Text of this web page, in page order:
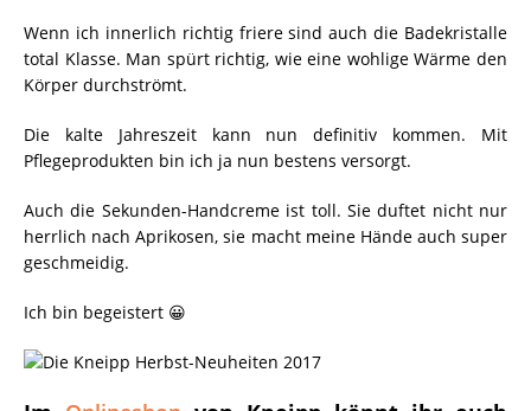
Wenn ich innerlich richtig friere sind auch die Badekristalle
total Klasse. Man spürt richtig, wie eine wohlige Wärme den
Körper durchströmt.
Die kalte Jahreszeit kann nun definitiv kommen. Mit
Pflegeprodukten bin ich ja nun bestens versorgt.
Auch die Sekunden-Handcreme ist toll. Sie duftet nicht nur
herrlich nach Aprikosen, sie macht meine Hände auch super
geschmeidig.
Ich bin begeistert 😀